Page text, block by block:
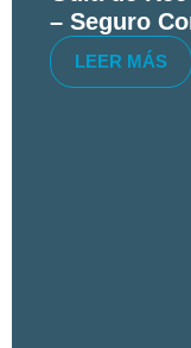
– Seguro
LEER MÁS